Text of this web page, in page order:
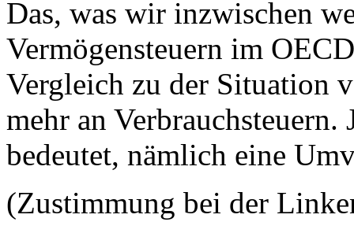
Das, was wir inzwischen
Vermögensteuern im
Vergleich zu der Situation
mehr an Verbrauchsteuern.
bedeutet, nämlich eine
(Zustimmung bei der